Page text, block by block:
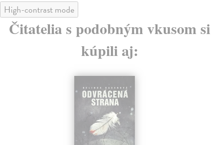
High-contrast mode
Čitatelia s podobným vkusom si
kúpili aj: